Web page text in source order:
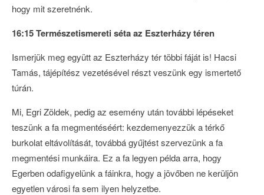
hogy mit szeretnénk.
16:15 Természetismereti séta az Eszterházy téren
Ismerjük meg együtt az Eszterházy tér többi fáját is! Hacsi
Tamás, tájépítész vezetésével részt veszünk egy ismertető
túrán.
Mi, Egri Zöldek, pedig az esemény után további lépéseket
teszünk a fa megmentéséért: kezdemenyezzük a térkő
burkolat eltávolítását, továbbá gyűjtést szervezünk a fa
megmentési munkáira. Ez a fa legyen példa arra, hogy
Egerben odafigyelünk a fáinkra, hogy a jövőben ne kerüljön
egyetlen városi fa sem ilyen helyzetbe.